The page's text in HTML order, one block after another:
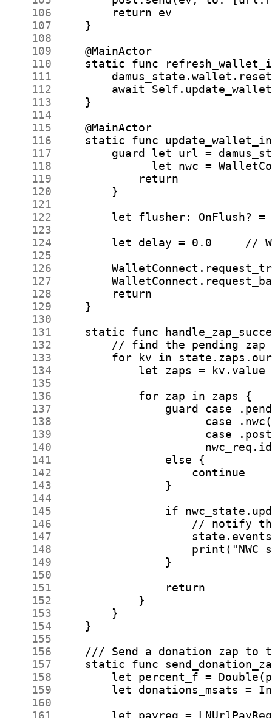
    106
    107
    108
    109
    110
    111
    112
    113
    114
    115
    116
    117
    118
    119
    120
    121
    122
    123
    124
    125
    126
    127
    128
    129
    130
    131
    132
    133
    134
    135
    136
    137
    138
    139
    140
    141
    142
    143
    144
    145
    146
    147
    148
    149
    150
    151
    152
    153
    154
    155
    156
    157
    158
    159
    160
    161